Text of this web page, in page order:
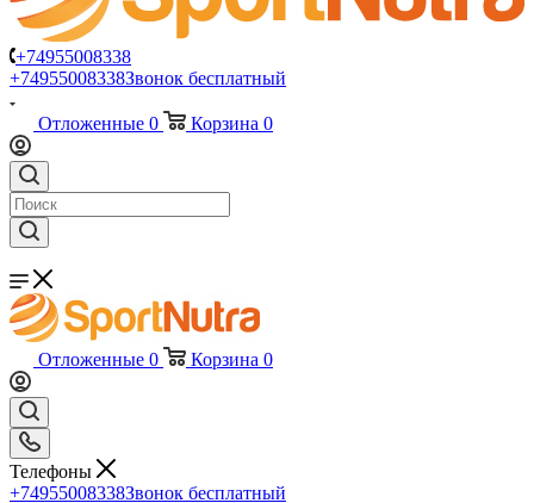
+74955008338
+74955008338Звонок бесплатный
Отложенные 0 Корзина 0
Отложенные 0 Корзина 0
Телефоны
+74955008338Звонок бесплатный